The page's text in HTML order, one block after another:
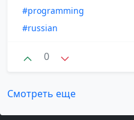
#programming
#russian
0
Смотреть еще